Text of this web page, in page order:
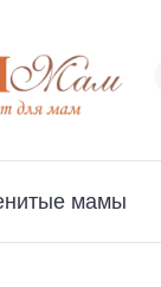
мамы